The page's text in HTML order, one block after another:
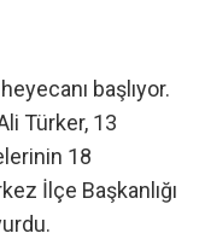
başlıyor.
Türker, 13
18
İlçe Başkanlığı